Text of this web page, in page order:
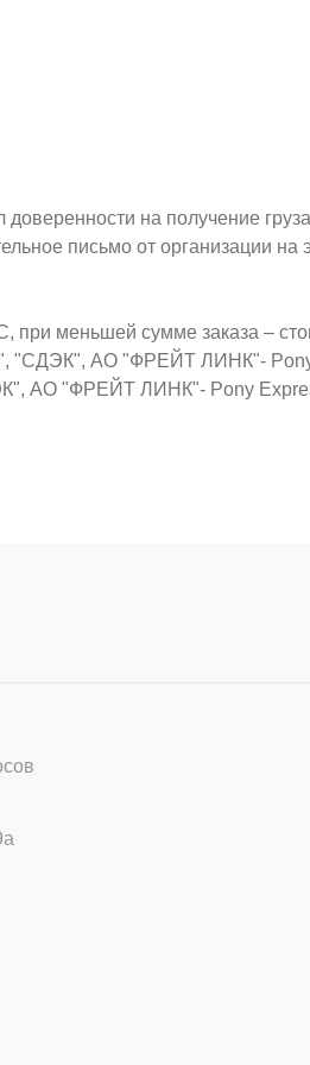
на получение
письмо от организации
при меньшей сумме заказа –
"СДЭК", АО "ФРЕЙТ ЛИНК"-
АО "ФРЕЙТ ЛИНК"- Pony